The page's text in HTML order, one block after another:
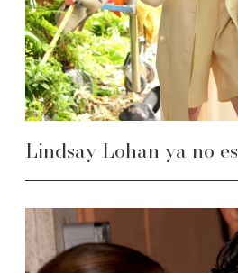
Lindsay Lohan ya no